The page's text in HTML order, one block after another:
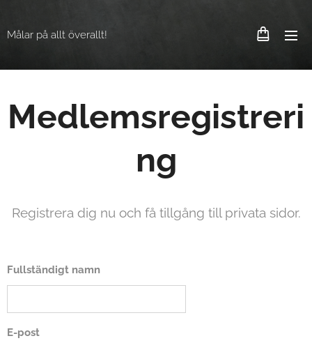
Målar på allt överallt!
Medlemsregistreri
ng
Registrera dig nu och få tillgång till privata sidor.
Fullständigt namn
E-post